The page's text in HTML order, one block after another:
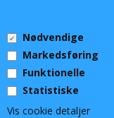
Nødvendige
Markedsføring
Funktionelle
Statistiske
Vis cookie detaljer